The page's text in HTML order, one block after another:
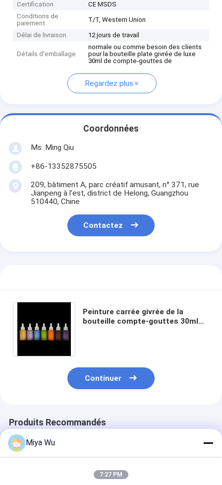
Certification
CE MSDS
Conditions de
paiement
T/T, Western Union
Délai de livraison 12 jours de travail
Détails d'emballage
normale ou comme besoin des clients
pour la bouteille plate givrée de luxe
30ml de compte-gouttes de
Regardez plus
Coordonnées
Ms. Ming Qiu
+86-13352875505
209, bâtiment A, parc créatif amusant, n° 371, rue
Jianpeng à l'est, district de Helong, Guangzhou
510440, Chine
Contactez
Peinture carrée givrée de la
bouteille compte-gouttes 30ml
Continuer
Produits Recommandés
Miya Wu
7:27 PM